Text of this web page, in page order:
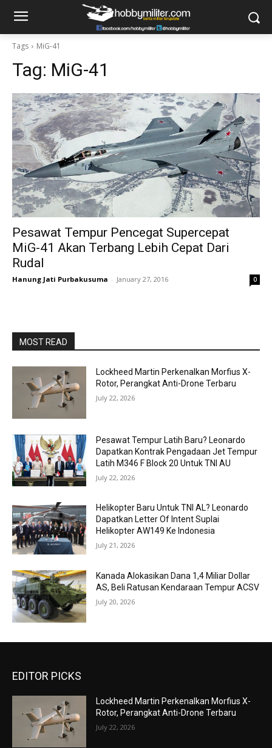
Tags MiG-41
Tag: MiG-41
Pesawat Tempur Pencegat Supercepat
MiG-41 Akan Terbang Lebih Cepat Dari
Rudal
Hanung Jati Purbakusuma - January 27, 2016 0
MOST READ
Lockheed Martin Perkenalkan Morfius X-
Rotor, Perangkat Anti-Drone Terbaru
July 22, 2026
Pesawat Tempur Latih Baru? Leonardo
Dapatkan Kontrak Pengadaan Jet Tempur
Latih M346 F Block 20 Untuk TNI AU
July 22, 2026
Helikopter Baru Untuk TNI AL? Leonardo
Dapatkan Letter Of Intent Suplai
Helikopter AW149 Ke Indonesia
July 21, 2026
Kanada Alokasikan Dana 1,4 Miliar Dollar
AS, Beli Ratusan Kendaraan Tempur ACSV
July 20, 2026
EDITOR PICKS
Lockheed Martin Perkenalkan Morfius X-
Rotor, Perangkat Anti-Drone Terbaru
July 22, 2026